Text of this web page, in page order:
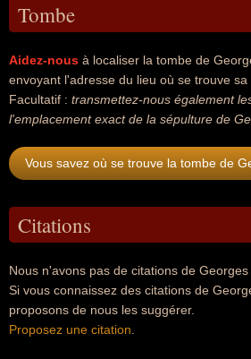
Tombe
Aidez-nous à localiser la tombe de
envoyant l'adresse du lieu où se trouve sa
Facultatif : transmettez-nous également
l'emplacement exact de la sépulture de
Vous savez où se trouve la tombe de
Citations
Nous n'avons pas de citations de Georges
Si vous connaissez des citations de
proposons de nous les suggérer.
Proposez une citation